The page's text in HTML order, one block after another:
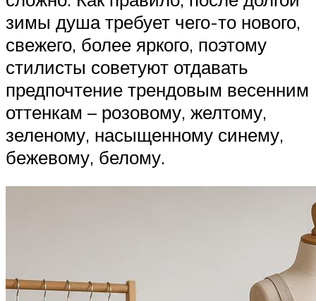
зимы душа требует чего-то нового,
свежего, более яркого, поэтому
стилисты советуют отдавать
предпочтение трендовым весенним
оттенкам – розовому, желтому,
зеленому, насыщенному синему,
бежевому, белому.